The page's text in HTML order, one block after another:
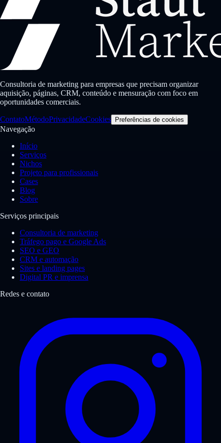
Consultoria de marketing para empresas que precisam organizar
aquisição, páginas, CRM, conteúdo e mensuração com foco em
oportunidades comerciais.
ContatoMétodoPrivacidadeCookies Preferências de cookies
Navegação
Início
Serviços
Nichos
Projeto para profissionais
Cases
Blog
Sobre
Serviços principais
Consultoria de marketing
Tráfego pago e Google Ads
SEO e GEO
CRM e automação
Sites e landing pages
Digital PR e imprensa
Redes e contato